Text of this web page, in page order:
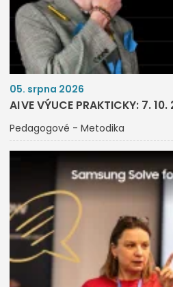
05. srpna 2026
AI VE VÝUCE PRAKTICKY: 7.
Pedagogové - Metodika